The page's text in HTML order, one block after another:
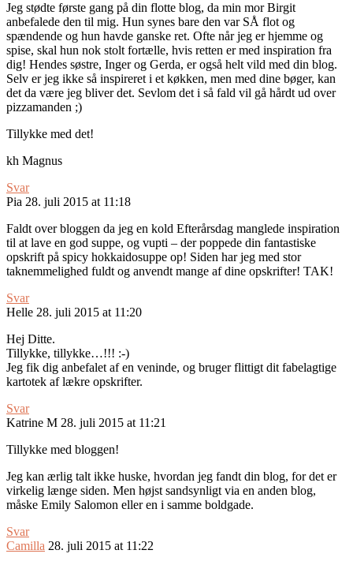
Jeg stødte første gang på din flotte blog, da min mor Birgit
anbefalede den til mig. Hun synes bare den var SÅ flot og
spændende og hun havde ganske ret. Ofte når jeg er hjemme og
spise, skal hun nok stolt fortælle, hvis retten er med inspiration fra
dig! Hendes søstre, Inger og Gerda, er også helt vild med din blog.
Selv er jeg ikke så inspireret i et køkken, men med dine bøger, kan
det da være jeg bliver det. Sevlom det i så fald vil gå hårdt ud over
pizzamanden ;)
Tillykke med det!
kh Magnus
Svar
Pia 28. juli 2015 at 11:18
Faldt over bloggen da jeg en kold Efterårsdag manglede inspiration
til at lave en god suppe, og vupti – der poppede din fantastiske
opskrift på spicy hokkaidosuppe op! Siden har jeg med stor
taknemmelighed fuldt og anvendt mange af dine opskrifter! TAK!
Svar
Helle 28. juli 2015 at 11:20
Hej Ditte.
Tillykke, tillykke…!!! :-)
Jeg fik dig anbefalet af en veninde, og bruger flittigt dit fabelagtige
kartotek af lækre opskrifter.
Svar
Katrine M 28. juli 2015 at 11:21
Tillykke med bloggen!
Jeg kan ærlig talt ikke huske, hvordan jeg fandt din blog, for det er
virkelig længe siden. Men højst sandsynligt via en anden blog,
måske Emily Salomon eller en i samme boldgade.
Svar
Camilla 28. juli 2015 at 11:22